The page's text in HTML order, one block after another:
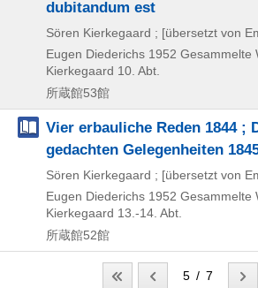
dubitandum est
Sören Kierkegaard ; [übersetzt von
Eugen Diederichs 1952 Gesammelte
Kierkegaard 10. Abt.
所蔵館53館
Vier erbauliche Reden 1844 ;
gedachten Gelegenheiten
Sören Kierkegaard ; [übersetzt von
Eugen Diederichs 1952 Gesammelte
Kierkegaard 13.-14. Abt.
所蔵館52館
5 / 7